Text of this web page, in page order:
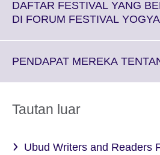
DAFTAR FESTIVAL YANG
DI FORUM FESTIVAL
PENDAPAT MEREKA
Tautan luar
Ubud Writers and Readers